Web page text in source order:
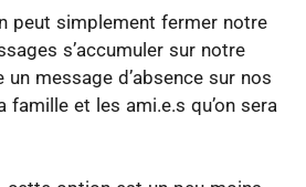
peut simplement fermer notre
s’accumuler sur notre
message d’absence sur nos
famille et les ami.e.s qu’on sera